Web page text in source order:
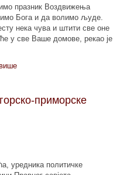
празник Воздвижења
Бога и да волимо људе.
нека чува и штити све оне
у све Ваше домове, рекао је
приморске
уредника политичке